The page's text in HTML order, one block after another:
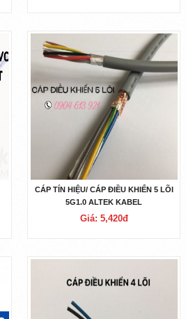
CÁP TÍN HIỆU/ CÁP ĐIỀU KHIỂN 5 LÕI
5G1.0 ALTEK KABEL
Giá: 5,420đ